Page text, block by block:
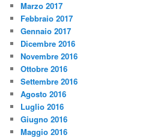
Marzo 2017
Febbraio 2017
Gennaio 2017
Dicembre 2016
Novembre 2016
Ottobre 2016
Settembre 2016
Agosto 2016
Luglio 2016
Giugno 2016
Maggio 2016